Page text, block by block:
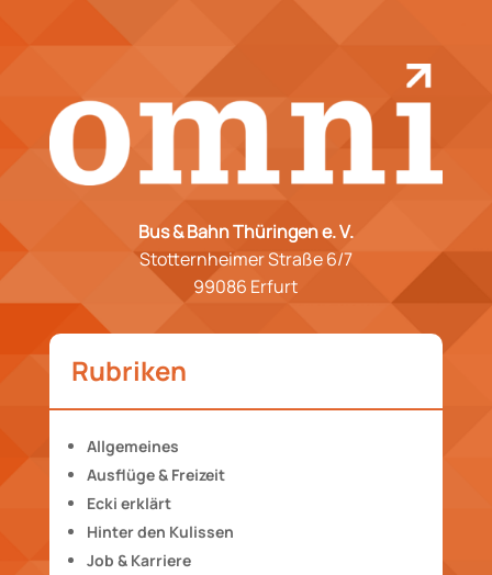
Bus & Bahn Thüringen e. V.
Stotternheimer Straße 6/7
99086 Erfurt
Rubriken
Allgemeines
Ausflüge & Freizeit
Ecki erklärt
Hinter den Kulissen
Job & Karriere